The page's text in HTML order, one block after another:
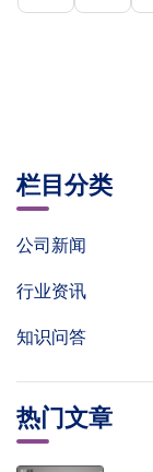
栏目分类
公司新闻
行业资讯
知识问答
热门文章